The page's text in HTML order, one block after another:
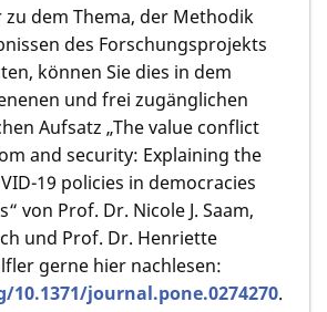
zu dem Thema, der Methodik
des Forschungsprojekts
können Sie dies in dem
und frei zugänglichen
Aufsatz „The value conflict
and security: Explaining the
19 policies in democracies
von Prof. Dr. Nicole J. Saam,
und Prof. Dr. Henriette
gerne hier nachlesen:
journal.pone.0274270.